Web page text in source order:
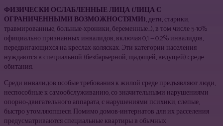
ФИЗИЧЕСКИ ОСЛАБ­ЛЕННЫЕ ЛИЦА (ЛИЦА С
ОГРАНИЧЕННЫМИ ВОЗМОЖНОСТЯМИ), дети, старики,
травмированные, больные-хроники, беременные…), в том числе 5-10%
официально признанных инвалидов, вклю­чая 0,1 — 0.2% инвалидов,
передвигающихся на креслах-колясках. Эти категории населения
нуждаются в специальной (безбарьерной, щадящей, ведущей) cpeдe
обитания.
Среди инвалидов особые требования к жилой среде предъявляют люди,
неспособные к самообслуживанию, со значительными нарушениями
опор­но-двигательного аппарата, с нарушениями психики, слепые,
быстро утомляюпшеся. Помимо домов-интернатов для их расселения
предусматриваются специальные квартиры в обычных